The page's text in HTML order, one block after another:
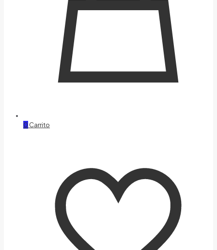
0 Carrito